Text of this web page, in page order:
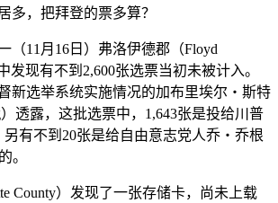
多，把拜登的票多算？
（11月16日）弗洛伊德郡（Floyd
发现有不到2,600张选票当初未被计入。
新选举系统实施情况的加布里埃尔‧斯特
）透露，这批选票中，1,643张是投给川普
另有不到20张是给自由意志党人乔‧乔根
。
County）发现了一张存储卡，尚未上载